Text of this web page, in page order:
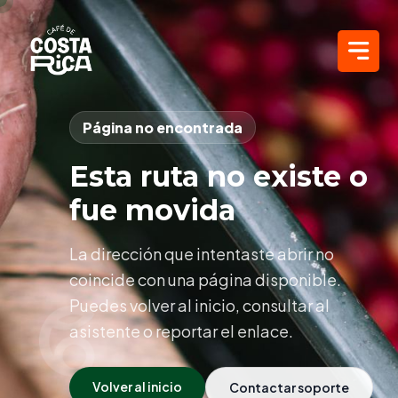
Página no encontrada
Esta ruta no existe o
fue movida
La dirección que intentaste abrir no
coincide con una página disponible.
Puedes volver al inicio, consultar al
asistente o reportar el enlace.
Volver al inicio Contactar soporte